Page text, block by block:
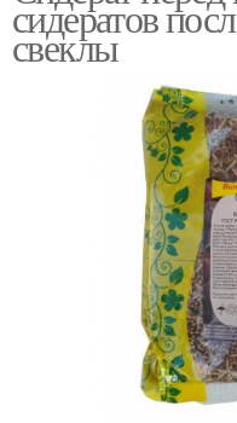
сидератов
свеклы